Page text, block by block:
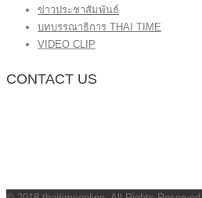
ข่าวประชาสัมพันธ์
บทบรรณาธิการ THAI TIME
VIDEO CLIP
CONTACT US